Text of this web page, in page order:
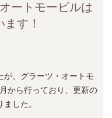
ートモービルは
す！
が、グラーツ・オートモ
から行っており、更新の
した。